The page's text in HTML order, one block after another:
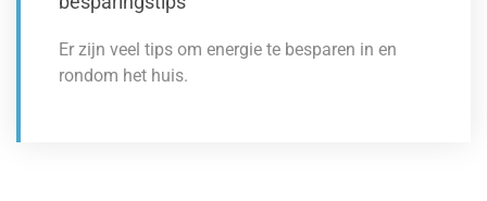
Er zijn veel tips om energie te besparen in en
rondom het huis.